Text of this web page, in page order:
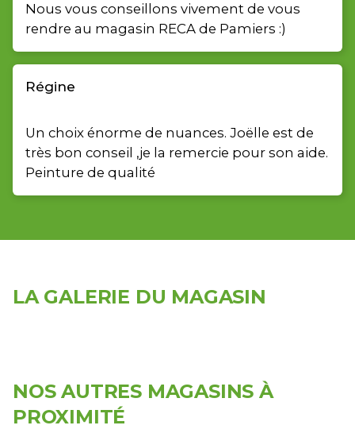
Nous vous conseillons vivement de vous
rendre au magasin RECA de Pamiers :)
Régine
Un choix énorme de nuances. Joëlle est de
très bon conseil ,je la remercie pour son aide.
Peinture de qualité
LA GALERIE DU MAGASIN
NOS AUTRES MAGASINS À
PROXIMITÉ